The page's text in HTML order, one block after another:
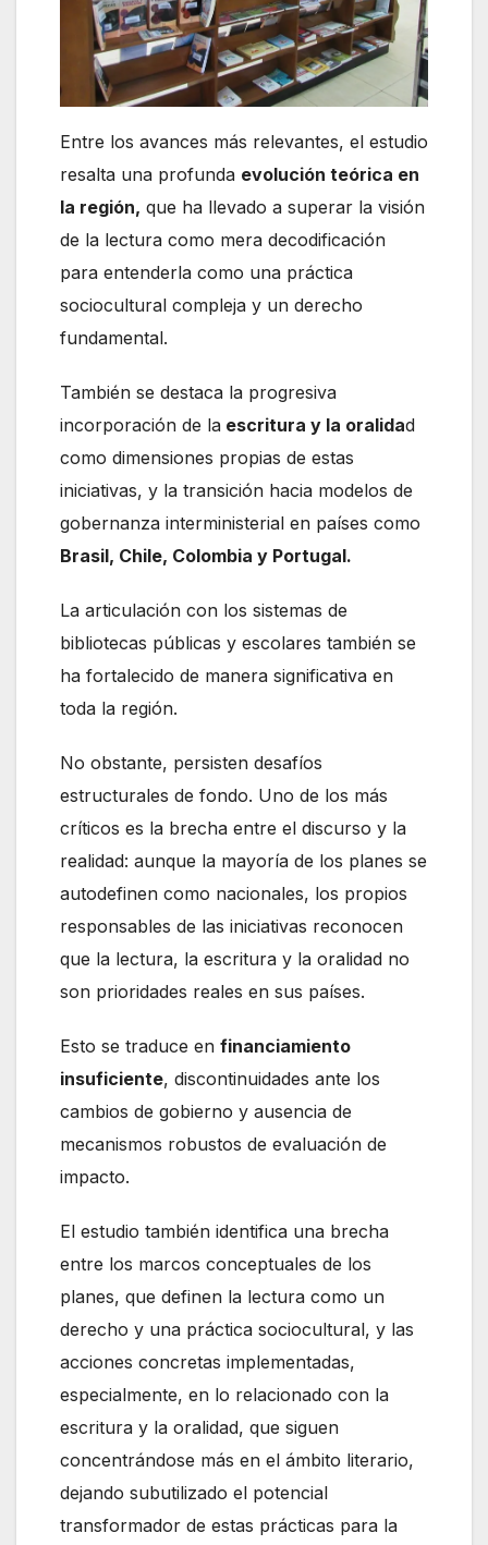
Entre los avances más relevantes, el estudio
resalta una profunda evolución teórica en
la región, que ha llevado a superar la visión
de la lectura como mera decodificación
para entenderla como una práctica
sociocultural compleja y un derecho
fundamental.
También se destaca la progresiva
incorporación de la escritura y la oralidad
como dimensiones propias de estas
iniciativas, y la transición hacia modelos de
gobernanza interministerial en países como
Brasil, Chile, Colombia y Portugal.
La articulación con los sistemas de
bibliotecas públicas y escolares también se
ha fortalecido de manera significativa en
toda la región.
No obstante, persisten desafíos
estructurales de fondo. Uno de los más
críticos es la brecha entre el discurso y la
realidad: aunque la mayoría de los planes se
autodefinen como nacionales, los propios
responsables de las iniciativas reconocen
que la lectura, la escritura y la oralidad no
son prioridades reales en sus países.
Esto se traduce en financiamiento
insuficiente, discontinuidades ante los
cambios de gobierno y ausencia de
mecanismos robustos de evaluación de
impacto.
El estudio también identifica una brecha
entre los marcos conceptuales de los
planes, que definen la lectura como un
derecho y una práctica sociocultural, y las
acciones concretas implementadas,
especialmente, en lo relacionado con la
escritura y la oralidad, que siguen
concentrándose más en el ámbito literario,
dejando subutilizado el potencial
transformador de estas prácticas para la